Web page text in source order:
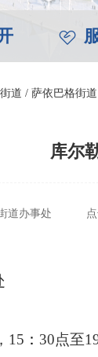
街道 / 萨依巴格街道
库尔
道办事处
15 ： 30点至